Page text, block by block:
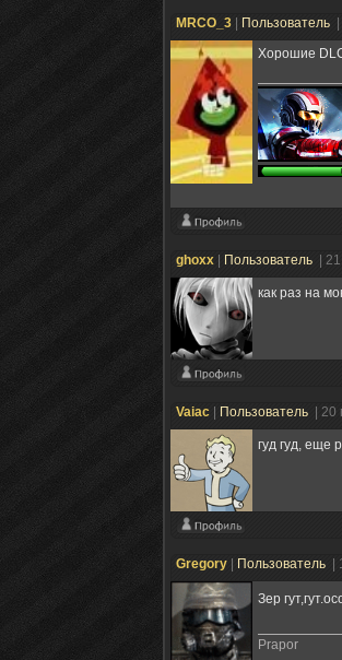
MRCO_3 Пользователь
Хорошие
ghoxx Пользователь |
как раз на
Vaiac Пользователь |
гуд гуд, еще
Gregory Пользователь
Зер
Prapor